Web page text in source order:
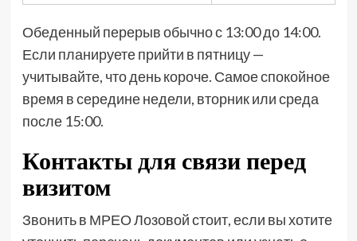
Обеденный перерыв обычно с 13:00 до 14:00.
Если планируете прийти в пятницу —
учитывайте, что день короче. Самое спокойное
время в середине недели, вторник или среда
после 15:00.
Контакты для связи перед
визитом
Звонить в МРЕО Лозовой стоит, если вы хотите